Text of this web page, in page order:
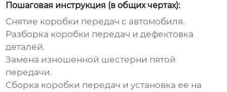
Пошаговая инструкция (в общих чертах):
Снятие коробки передач с автомобиля.
Разборка коробки передач и дефектовка
деталей.
Замена изношенной шестерни пятой
передачи.
Сборка коробки передач и установка ее на